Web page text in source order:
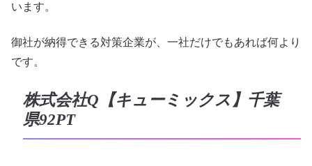
います。
御社が納得できる対策企業が、一社だけでもあれば何より
です。
株式会社Q【キューミックス】千葉
県92PT